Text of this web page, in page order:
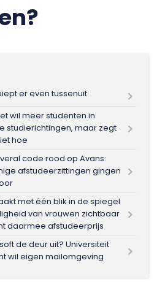
er even tussenuit
wil meer studenten in
studierichtingen, maar zegt
hoe
code rood op Avans:
afstudeerzittingen gingen
met één blik in de spiegel
van vrouwen zichtbaar
daarmee afstudeerprijs
de deur uit? Universiteit
wil eigen mailomgeving